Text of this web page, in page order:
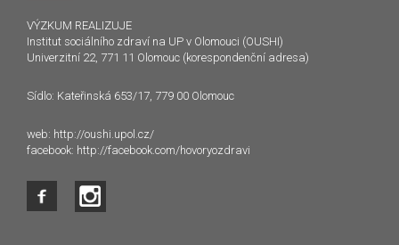
VÝZKUM REALIZUJE
Institut sociálního zdraví na UP v Olomouci (OUSHI)
Univerzitní 22, 771 11 Olomouc (korespondenční adresa)
Sídlo: Kateřinská 653/17, 779 00 Olomouc
web: http://oushi.upol.cz/
facebook: http://facebook.com/hovoryozdravi